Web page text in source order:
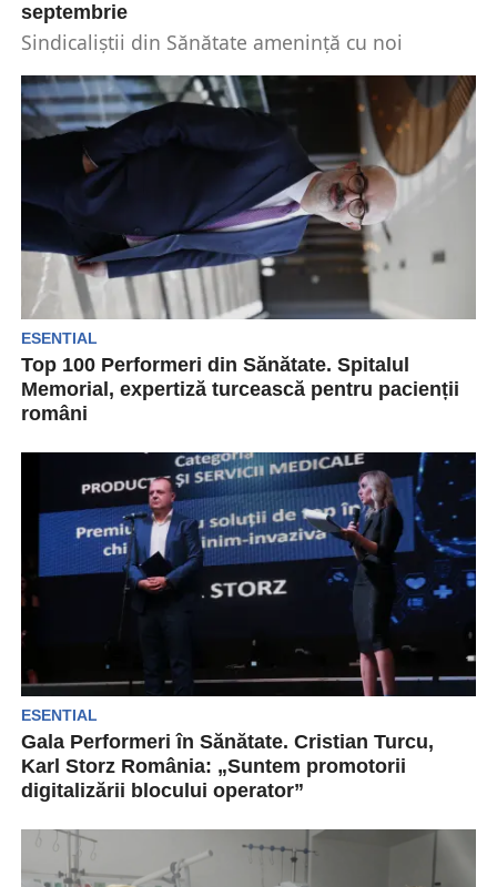
septembrie
Sindicaliștii din Sănătate amenință cu noi
măsurile fiscal-bugetare...
ESENTIAL
Top 100 Performeri din Sănătate. Spitalul
Memorial, expertiză turcească pentru pacienții
români
piața din Turcia de 22 de ani și tratează anual...
ESENTIAL
Gala Performeri în Sănătate. Cristian Turcu,
Karl Storz România: „Suntem promotorii
digitalizării blocului operator”
printre companiile private din industria medicală
evidențiate în cadrul Galei...